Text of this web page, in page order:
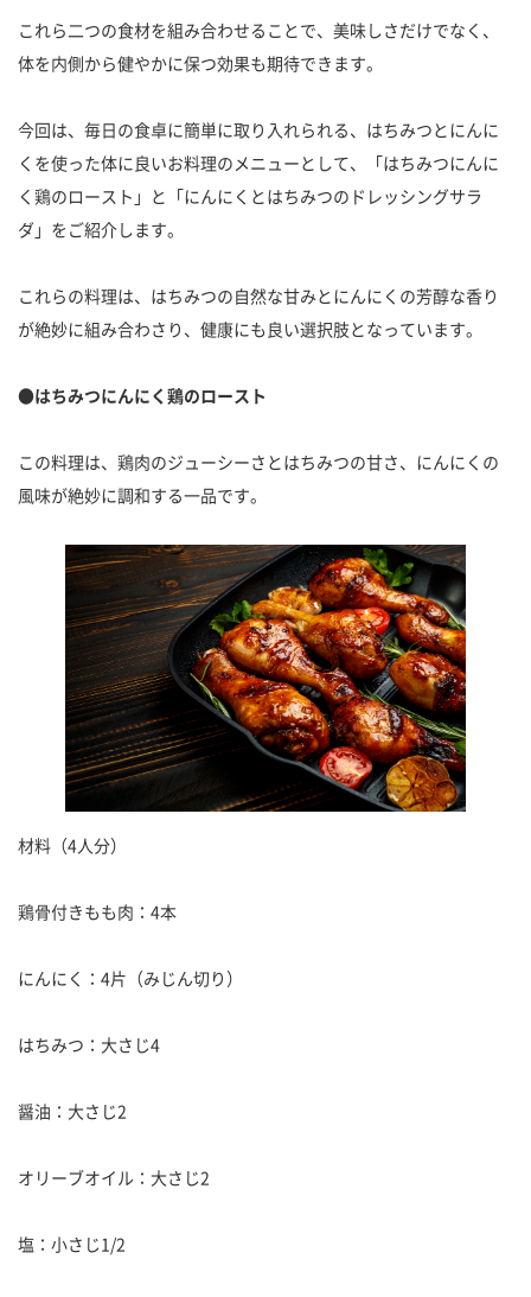
これら二つの食材を組み合わせることで、美味しさだけでなく、
体を内側から健やかに保つ効果も期待できます。
今回は、毎日の食卓に簡単に取り入れられる、はちみつとにんに
くを使った体に良いお料理のメニューとして、「はちみつにんに
く鶏のロースト」と「にんにくとはちみつのドレッシングサラ
ダ」をご紹介します。
これらの料理は、はちみつの自然な甘みとにんにくの芳醇な香り
が絶妙に組み合わさり、健康にも良い選択肢となっています。
●はちみつにんにく鶏のロースト
この料理は、鶏肉のジューシーさとはちみつの甘さ、にんにくの
風味が絶妙に調和する一品です。
材料（4人分）
鶏骨付きもも肉：4本
にんにく：4片（みじん切り）
はちみつ：大さじ4
醤油：大さじ2
オリーブオイル：大さじ2
塩：小さじ1/2